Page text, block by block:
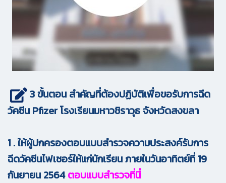
3 ขั้นตอน สำคัญที่ต้องปฏิบัติเพื่อขอรับการฉีด
วัคซีน Pfizer โรงเรียนมหาวชิราวุธ จังหวัดสงขลา
1 . ให้ผู้ปกครองตอบแบบสำรวจความประสงค์รับการ
ฉีดวัคซีนไฟเซอร์ให้แก่นักเรียน ภายในวันอาทิตย์ที่ 19
กันยายน 2564ตอบแบบสำรวจที่นี่